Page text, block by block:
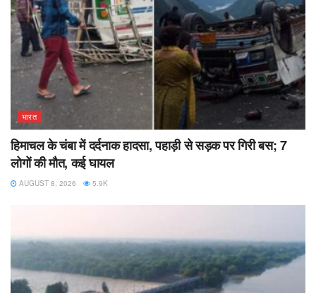
भारत
हिमाचल के चंबा में दर्दनाक हादसा, पहाड़ी से सड़क पर गिरी बस; 7
लोगों की मौत, कई घायल
AUGUST 8, 2026 5.9K